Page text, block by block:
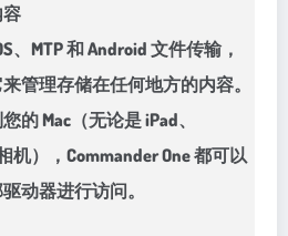
、MTP 和 Android 文件传输，
管理存储在任何地方的内容。
的 Mac（无论是 iPad、
机），Commander One 都可以
动器进行访问。